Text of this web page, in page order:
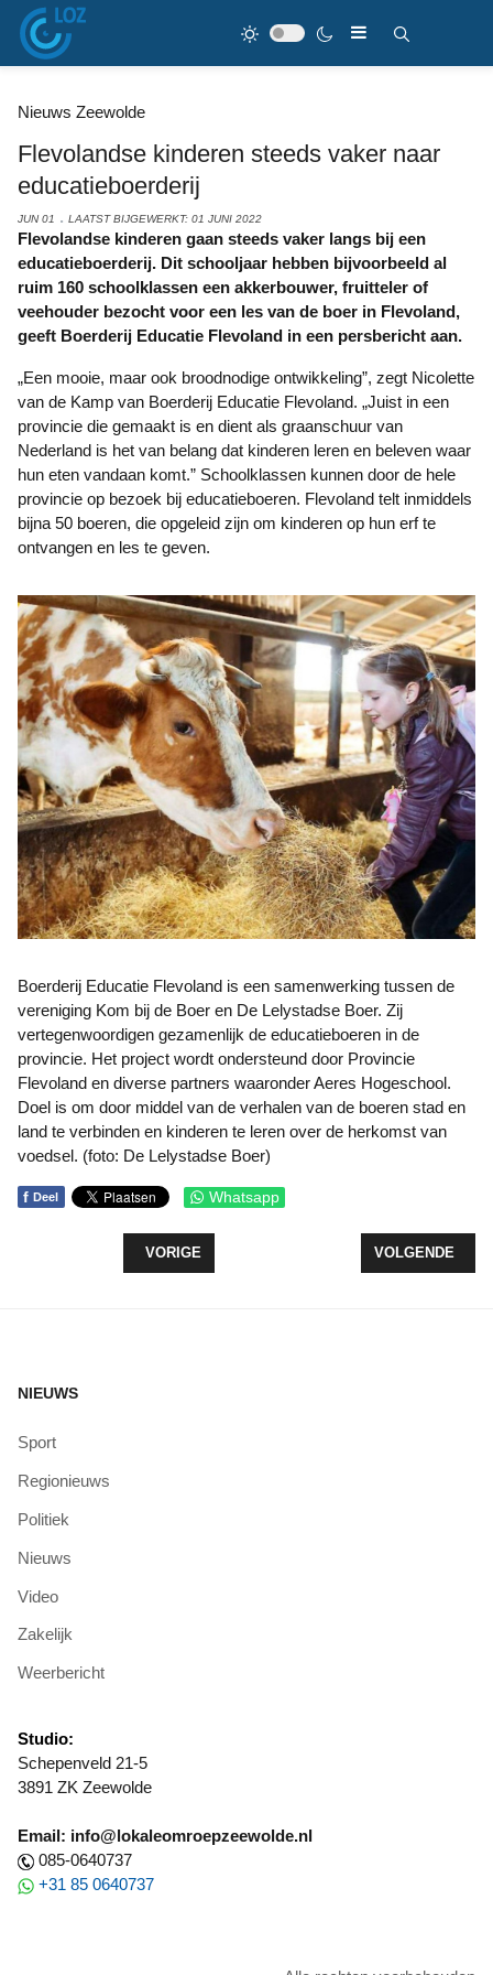
Nieuws Zeewolde
Flevolandse kinderen steeds vaker naar
educatieboerderij
JUN 01 LAATST BIJGEWERKT: 01 JUNI 2022
Flevolandse kinderen gaan steeds vaker langs bij een
educatieboerderij. Dit schooljaar hebben bijvoorbeeld al
ruim 160 schoolklassen een akkerbouwer, fruitteler of
veehouder bezocht voor een les van de boer in Flevoland,
geeft Boerderij Educatie Flevoland in een persbericht aan.
„Een mooie, maar ook broodnodige ontwikkeling”, zegt Nicolette
van de Kamp van Boerderij Educatie Flevoland. „Juist in een
provincie die gemaakt is en dient als graanschuur van
Nederland is het van belang dat kinderen leren en beleven waar
hun eten vandaan komt.” Schoolklassen kunnen door de hele
provincie op bezoek bij educatieboeren. Flevoland telt inmiddels
bijna 50 boeren, die opgeleid zijn om kinderen op hun erf te
ontvangen en les te geven.
Boerderij Educatie Flevoland is een samenwerking tussen de
vereniging Kom bij de Boer en De Lelystadse Boer. Zij
vertegenwoordigen gezamenlijk de educatieboeren in de
provincie. Het project wordt ondersteund door Provincie
Flevoland en diverse partners waaronder Aeres Hogeschool.
Doel is om door middel van de verhalen van de boeren stad en
land te verbinden en kinderen te leren over de herkomst van
voedsel. (foto: De Lelystadse Boer)
f Deel Whatsapp
VORIG ARTIKEL: ORGANISATIE ALPE D’HUZES
VORIGE VOLGENDE
VOLGENDE
NIEUWS
Sport
Regionieuws
Politiek
Nieuws
Video
Zakelijk
Weerbericht
Studio:
Schepenveld 21-5
3891 ZK Zeewolde
Email: info@lokaleomroepzeewolde.nl
085-0640737
+31 85 0640737